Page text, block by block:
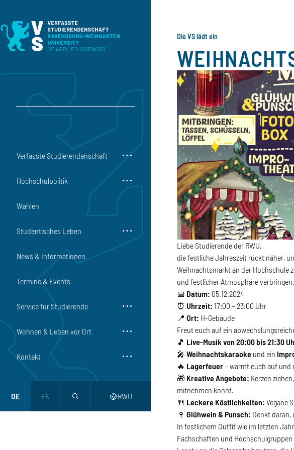
Verfasste Studierendenschaft
Hochschulpolitik
Wahlen
Studentisches Leben
News & Informationen
Termine & Events
Service für Studierende
Wohnen & Leben vor Ort
Kontakt
DE EN magnifier webRWU
Die VS lädt ein
Liebe Studierende der RWU,
die festliche Jahreszeit rückt näher,
Weihnachtsmarkt an der Hochschule
und festlicher Atmosphäre verbringen.
📅 Datum: 05.12.2024
⏰ Uhrzeit: 17:00 – 23:00 Uhr
📍 Ort: H-Gebäude
Freut euch auf ein
🎵 Live-Musik von 20:00 bis 21:30
🎤Weihnachtskaraoke und ein
🔥 Lagerfeuer– wärmt euch auf und
🎁 Kreative Angebote: Kerzen
mitnehmen könnt.
🍴 Leckere Köstlichkeiten: Vegane
🍷Glühwein & Punsch: Denkt daran,
In festlichem Outfit wie im letzten
Fachschaften und